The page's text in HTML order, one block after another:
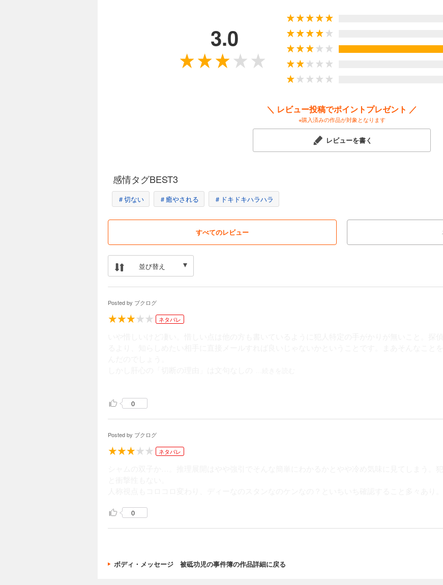
3.0
＼ レビュー投稿でポイントプレゼント ／
※購入済みの作品が対象となります
レビューを書く
感情タグBEST3
＃切ない ＃癒やされる ＃ドキドキハラハラ
すべてのレビュー
並び替え
Posted by ブクログ
ネタバレ
数えてみると鮎川哲也賞を読んだのはこれで5作目でしたが、新人賞なのに今のところハズレがあ
0
Posted by ブクログ
ネタバレ
0
ボディ・メッセージ 被砥功児の事件簿の作品詳細に戻る